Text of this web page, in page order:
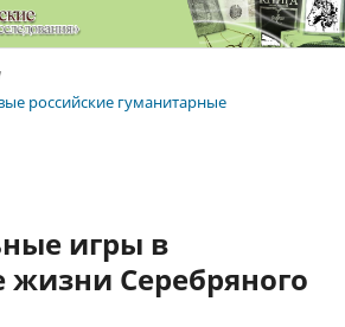
российские гуманитарные
игры в
жизни Серебряного